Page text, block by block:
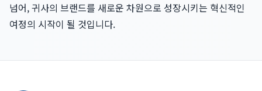
넘어, 귀사의 브랜드를 새로운 차원으로 성장시키는 혁신적인
여정의 시작이 될 것입니다.